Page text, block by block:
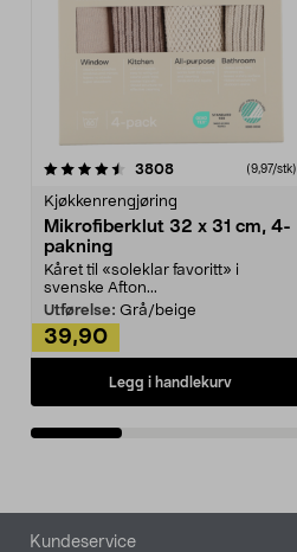
3808anmeldelser(9,97/stk)
Kjøkkenrengjøring
Mikrofiberklut 32 x 31 cm, 4-
pakning
Kåret til «soleklar favoritt» i
svenske Afton...
Utførelse: Grå/beige
39,90
Legg i handlekurv
4.5av 5 stjerner
Bunntekst
Kundeservice